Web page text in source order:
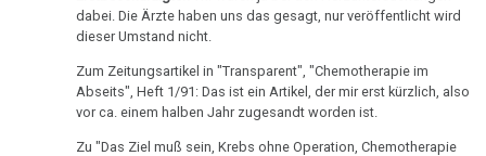
Amstutz:dabei. Die Ärzte haben uns das gesagt, nur veröffentlicht wird
dieser Umstand nicht.
Zum Zeitungsartikel in "Transparent", "Chemotherapie im
Abseits", Heft 1/91: Das ist ein Artikel, der mir erst kürzlich, also
vor ca. einem halben Jahr zugesandt worden ist.
Zu "Das Ziel muß sein, Krebs ohne Operation, Chemotherapie